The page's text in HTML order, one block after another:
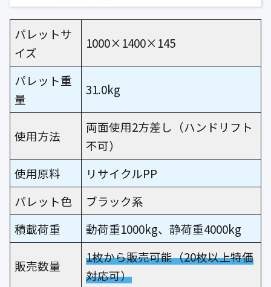
パレットサ
イズ
1000×1400×145
パレット重
量
31.0kg
使用方法
両面使用2方差し（ハンドリフト
不可）
使用原料
リサイクルPP
パレット色
ブラック系
積載荷重
動荷重1000kg、静荷重4000kg
販売数量
1枚から販売可能（20枚以上特価
対応可）